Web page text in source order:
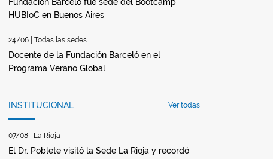
HUBIoC en Buenos Aires
24/06 | Todas las sedes
Docente de la Fundación Barceló en el
Programa Verano Global
INSTITUCIONAL Ver todas
07/08 | La Rioja
El Dr. Poblete visitó la Sede La Rioja y recordó